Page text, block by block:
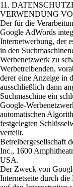
11.
VERWENDUNG
Der für die
Google AdWords
Internetwerbung, der
in den
Werbenetzwerk zu
Werbetreibenden,
derer eine Anzeige in
ausschließlich dann
Suchmaschine ein
Google-
automatischen
festgelegten
verteilt.
Betreibergesellschaft
Inc., 1600
USA.
Der Zweck von
Internetseite durch